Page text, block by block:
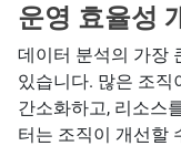
운영 효율성
데이터 분석의 가장
있습니다. 많은 조직
간소화하고, 리소스
터는 조직이 개선할